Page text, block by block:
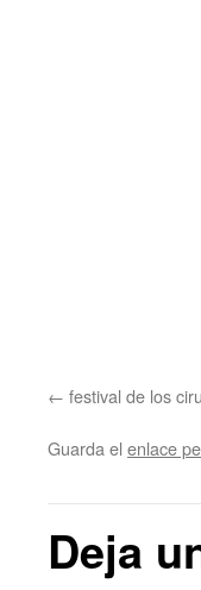
festival de los
Guarda el enlace
Deja